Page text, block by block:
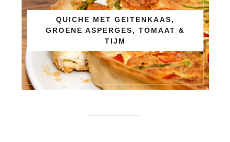
QUICHE MET GEITENKAAS,
GROENE ASPERGES, TOMAAT &
TIJM